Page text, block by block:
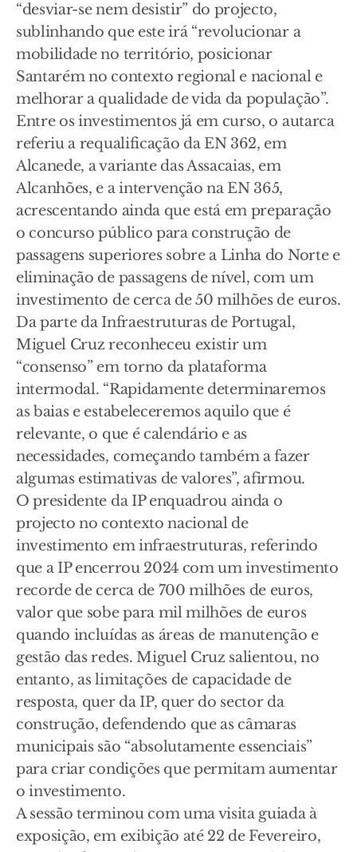
“desviar-se nem desistir” do projecto,
sublinhando que este irá “revolucionar a
mobilidade no território, posicionar
Santarém no contexto regional e nacional e
melhorar a qualidade de vida da população”.
Entre os investimentos já em curso, o autarca
referiu a requalificação da EN 362, em
Alcanede, a variante das Assacaias, em
Alcanhões, e a intervenção na EN 365,
acrescentando ainda que está em preparação
o concurso público para construção de
passagens superiores sobre a Linha do Norte e
eliminação de passagens de nível, com um
investimento de cerca de 50 milhões de euros.
Da parte da Infraestruturas de Portugal,
Miguel Cruz reconheceu existir um
“consenso” em torno da plataforma
intermodal. “Rapidamente determinaremos
as baias e estabeleceremos aquilo que é
relevante, o que é calendário e as
necessidades, começando também a fazer
algumas estimativas de valores”, afirmou.
O presidente da IP enquadrou ainda o
projecto no contexto nacional de
investimento em infraestruturas, referindo
que a IP encerrou 2024 com um investimento
recorde de cerca de 700 milhões de euros,
valor que sobe para mil milhões de euros
quando incluídas as áreas de manutenção e
gestão das redes. Miguel Cruz salientou, no
entanto, as limitações de capacidade de
resposta, quer da IP, quer do sector da
construção, defendendo que as câmaras
municipais são “absolutamente essenciais”
para criar condições que permitam aumentar
o investimento.
A sessão terminou com uma visita guiada à
exposição, em exibição até 22 de Fevereiro,